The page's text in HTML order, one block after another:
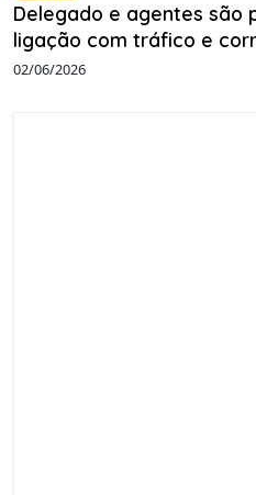
Delegado e agentes são
ligação com tráfico e
02/06/2026